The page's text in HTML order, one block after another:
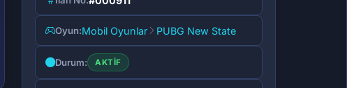
Oyun:Mobil Oyunlar PUBG New State
Durum: AKTIF